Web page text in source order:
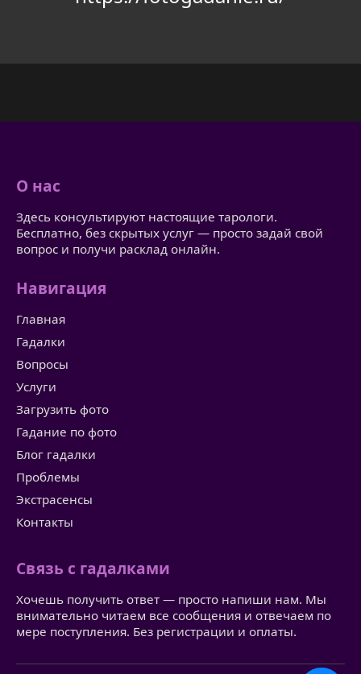
О нас
Здесь консультируют настоящие тарологи.
Бесплатно, без скрытых услуг — просто задай свой
вопрос и получи расклад онлайн.
Навигация
Главная
Гадалки
Вопросы
Услуги
Загрузить фото
Гадание по фото
Блог гадалки
Проблемы
Экстрасенсы
Контакты
Связь с гадалками
Хочешь получить ответ — просто напиши нам. Мы
внимательно читаем все сообщения и отвечаем по
мере поступления. Без регистрации и оплаты.